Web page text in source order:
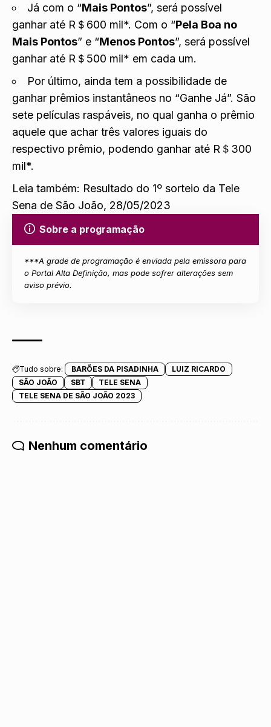
Já com o “Mais Pontos”, será possível
ganhar até R＄600 mil*. Com o “Pela Boa no
Mais Pontos” e “Menos Pontos”, será possível
ganhar até R＄500 mil* em cada um.
Por último, ainda tem a possibilidade de
ganhar prêmios instantâneos no “Ganhe Já”. São
sete películas raspáveis, no qual ganha o prêmio
aquele que achar três valores iguais do
respectivo prêmio, podendo ganhar até R＄300
mil*.
Leia também: Resultado do 1º sorteio da Tele
Sena de São João, 28/05/2023
Sobre a programação
***A grade de programação é enviada pela emissora para
o Portal Alta Definição, mas pode sofrer alterações sem
aviso prévio.
Tudo sobre: BARÕES DA PISADINHA
LUIZ RICARDO
SÃO JOÃO
SBT
TELE SENA
TELE SENA DE SÃO JOÃO 2023
Nenhum comentário